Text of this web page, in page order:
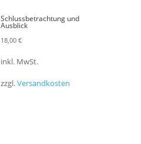
Schlussbetrachtung und
Ausblick
18,00 €
inkl. MwSt.
zzgl.Versandkosten